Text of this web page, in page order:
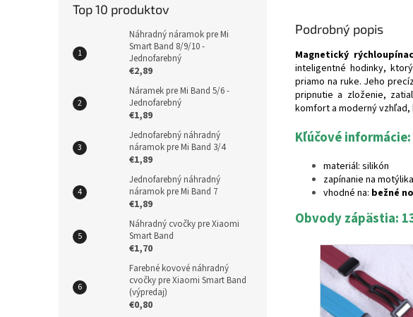
Top 10 produktov
Náhradný náramok pre Mi
Smart Band 8/9/10 -
Jednofarebný
€2,89
Náramek pre Mi Band 5/6 -
Jednofarebný
€1,89
Jednofarebný náhradný
náramok pre Mi Band 3/4
€1,89
Jednofarebný náhradný
náramok pre Mi Band 7
€1,89
Náhradný cvočky pre Xiaomi
Smart Band
€1,70
Farebné kovové náhradný
cvočky pre Xiaomi Smart Band
(výpredaj)
€0,80
Podrobný popis
Magnetický
inteligentné hodinky,
priamo na ruke. Jeho
pripnutie a zloženie,
komfort a moderný
Kľúčové informácie:
materiál: silikón
zapínanie na
vhodné na: bežné
Obvody zápästia: